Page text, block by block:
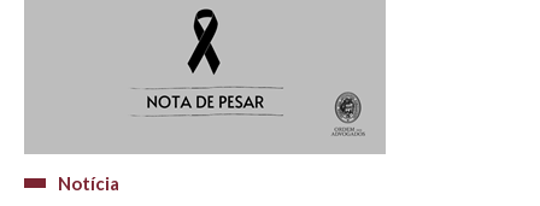
Notícia